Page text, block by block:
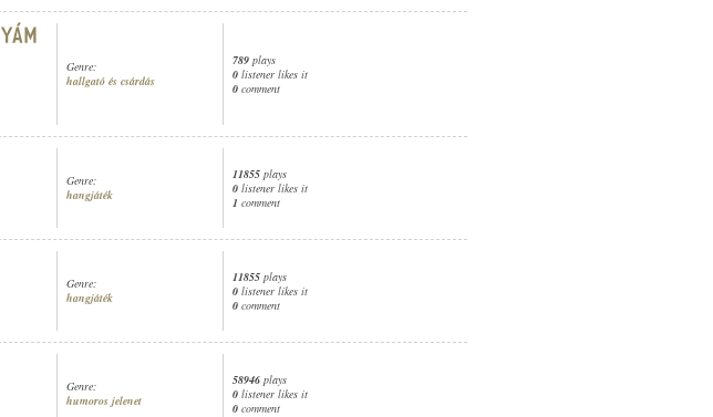
Genre:
hallgató és csárdás
789 plays
0 listener likes it
0 comment
Genre:
hangjáték
11855 plays
0 listener likes it
1 comment
Genre:
hangjáték
11855 plays
0 listener likes it
0 comment
Genre:
humoros jelenet
58946 plays
0 listener likes it
0 comment